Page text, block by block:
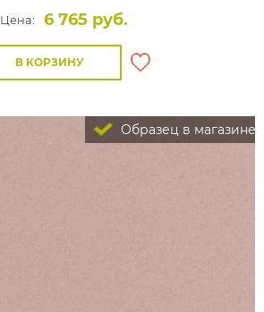
Цена:
6 765 руб.
В КОРЗИНУ
Образец в магазине